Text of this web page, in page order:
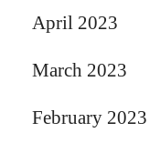
April 2023
March 2023
February 2023